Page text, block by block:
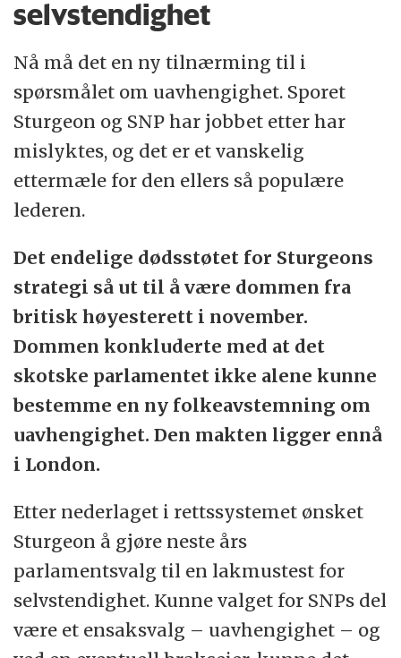
selvstendighet
Nå må det en ny tilnærming til i
spørsmålet om uavhengighet. Sporet
Sturgeon og SNP har jobbet etter har
mislyktes, og det er et vanskelig
ettermæle for den ellers så populære
lederen.
Det endelige dødsstøtet for Sturgeons
strategi så ut til å være dommen fra
britisk høyesterett i november.
Dommen konkluderte med at det
skotske parlamentet ikke alene kunne
bestemme en ny folkeavstemning om
uavhengighet. Den makten ligger ennå
i London.
Etter nederlaget i rettssystemet ønsket
Sturgeon å gjøre neste års
parlamentsvalg til en lakmustest for
selvstendighet. Kunne valget for SNPs del
være et ensaksvalg – uavhengighet – og